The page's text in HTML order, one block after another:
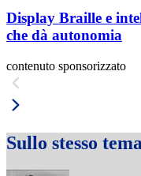
Display Braille e
che dà autonomia
contenuto sponsorizzato
Sullo stesso